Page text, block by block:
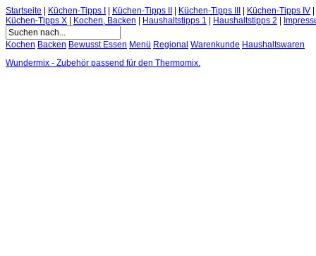
Startseite Küchen-Tipps I Küchen-Tipps II Küchen-Tipps III Küchen-Tipps IV
Küchen-Tipps X
Kochen, Backen Haushaltstipps 1 Haushaltstipps 2
Kochen Backen Bewusst Essen Menü Regional Warenkunde Haushaltswaren
Wundermix - Zubehör passend für den Thermomix.